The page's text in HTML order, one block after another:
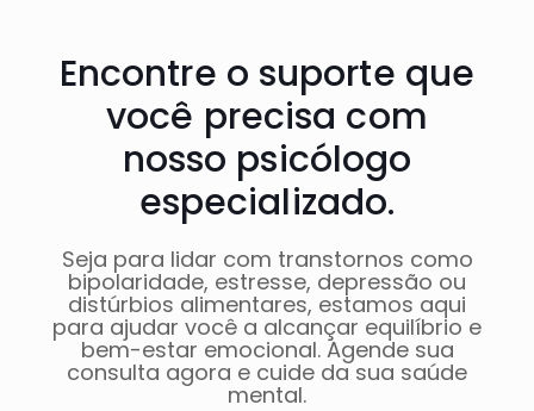
Encontre o suporte que
você precisa com
nosso psicólogo
especializado.
Seja para lidar com transtornos como
bipolaridade, estresse, depressão ou
distúrbios alimentares, estamos aqui
para ajudar você a alcançar equilíbrio e
bem-estar emocional. Agende sua
consulta agora e cuide da sua saúde
mental.